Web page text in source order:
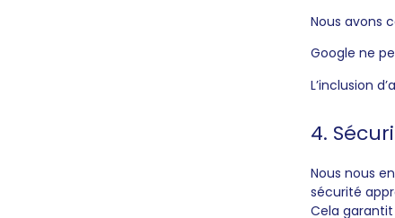
Nous avons
Google ne
L’inclusion
4.
Nous nous
sécurité
Cela garantit